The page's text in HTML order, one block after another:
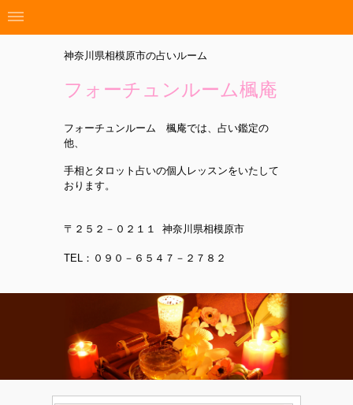
神奈川県相模原市の占いルーム
フォーチュンルーム楓庵
フォーチュンルーム 楓庵では、占い鑑定の
他、
手相とタロット占いの個人レッスンをいたして
おります。
〒２５２－０２１１ 神奈川県相模原市
TEL：０９０－６５４７－２７８２